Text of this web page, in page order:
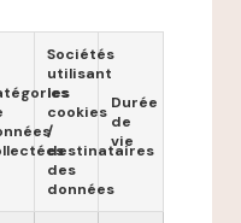
Sociétés
utilisant
les
cookies
/
destinataires
des
données
Durée
de
vie